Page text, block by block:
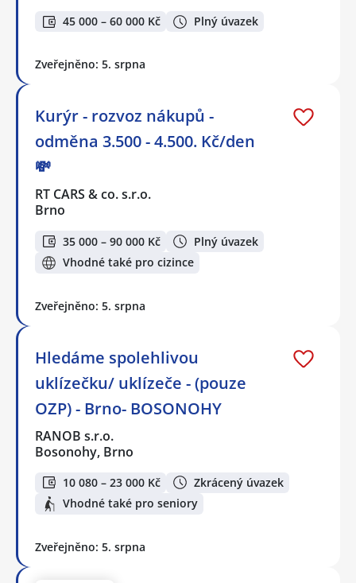
45 000 – 60 000 Kč Plný úvazek
Zveřejněno: 5. srpna
Kurýr - rozvoz nákupů -
odměna 3.500 - 4.500. Kč/den
💸
RT CARS & co. s.r.o.
Brno
35 000 – 90 000 Kč
Plný úvazek
Vhodné také pro cizince
Zveřejněno: 5. srpna
Hledáme spolehlivou
uklízečku/ uklízeče - (pouze
OZP) - Brno- BOSONOHY
RANOB s.r.o.
Bosonohy, Brno
10 080 – 23 000 Kč
Zkrácený úvazek
Vhodné také pro seniory
Zveřejněno: 5. srpna